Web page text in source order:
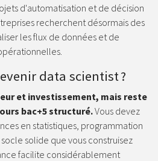
d'automatisation et de décision
recherchent désormais des
les flux de données et de
data scientist ?
et investissement, mais reste
bac+5 structuré.Vous devez
en statistiques, programmation
solide que vous construisez
facilite considérablement